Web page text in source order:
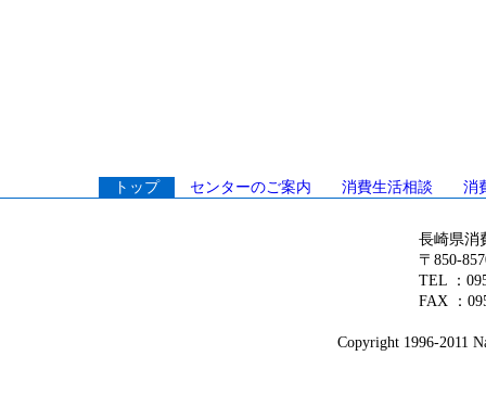
トップ センターのご案内 消費生活相談 消
長崎県消
〒850-
TEL ：
FAX ：
Copyright 1996-2011